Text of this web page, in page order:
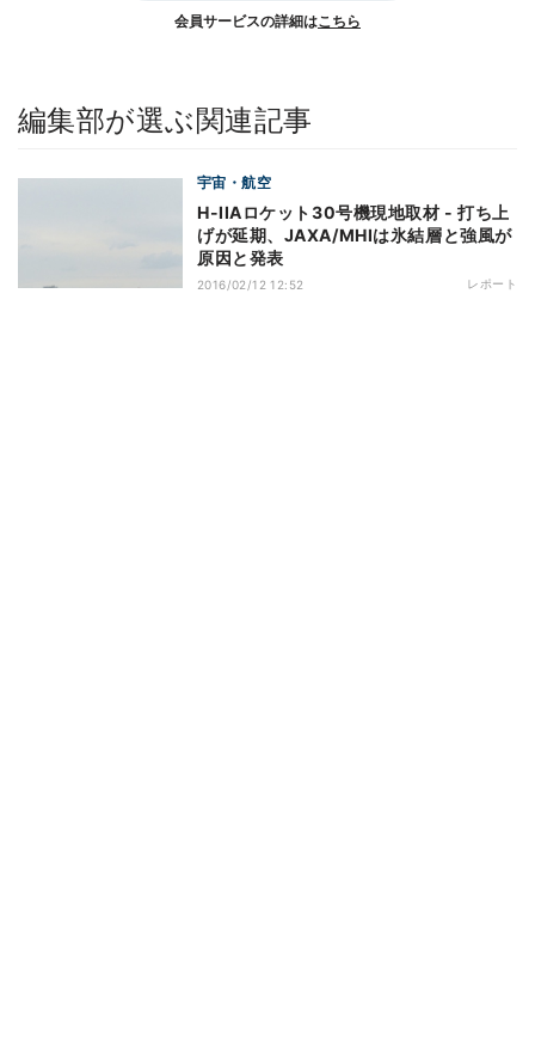
会員サービスの詳細はこちら
編集部が選ぶ関連記事
宇宙・航空
H-IIAロケット30号機現地取材 - 打ち上
げが延期、JAXA/MHIは氷結層と強風が
原因と発表
2016/02/12 12:52 レポート